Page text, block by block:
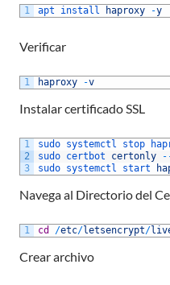
1 apt install haproxy -y
Verificar
1 haproxy -v
Instalar certificado SSL
1
2
3
sudo systemctl stop
sudo certbot certonly
sudo systemctl start
Navega al Directorio del
1 cd /etc/letsencrypt/
Crear archivo